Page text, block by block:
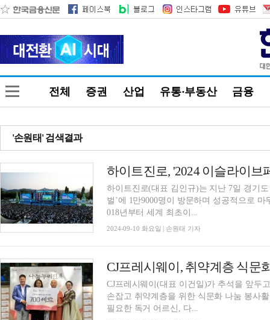
전체 증권 산업 유통·부동산 금융
'손원태' 검색결과
하이트진로, '2024 이슬라이브
하이트진로(대표 김인규)는 지난 7일 경기
벌’에 1만9000명이 방문하며 성공적으로 마무리했다고 10
018년부터 세계 최초이...
2024-09-10 화요일 | 손원태 기자
CJ프레시웨이, 취약계층 식문
CJ프레시웨이(대표 이건일)가 추석을 앞두
손잡고 취약계층을 위한 식문화 나눔 봉사활동을 가졌
필요한 독거 어르신, 다...